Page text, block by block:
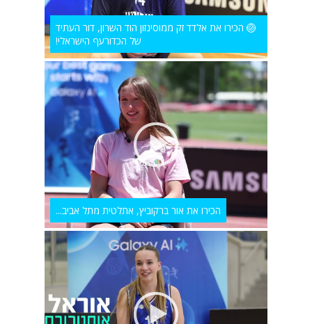
🏐 הכירו את אלדד זק ממוסינזון הוד השרון, דור העתיד
של הכדורעף הישראלי!
הכירו את אור ברקוביץ, אתלטית מתל אביב...